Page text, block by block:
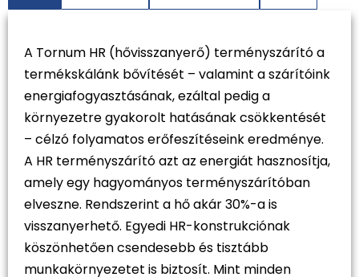
A Tornum HR (hővisszanyerő) terményszárító a
termékskálánk bővítését – valamint a szárítóink
energiafogyasztásának, ezáltal pedig a
környezetre gyakorolt hatásának csökkentését
– célzó folyamatos erőfeszítéseink eredménye.
A HR terményszárító azt az energiát hasznosítja,
amely egy hagyományos terményszárítóban
elveszne. Rendszerint a hő akár 30%-a is
visszanyerhető. Egyedi HR-konstrukciónak
köszönhetően csendesebb és tisztább
munkakörnyezetet is biztosít. Mint minden